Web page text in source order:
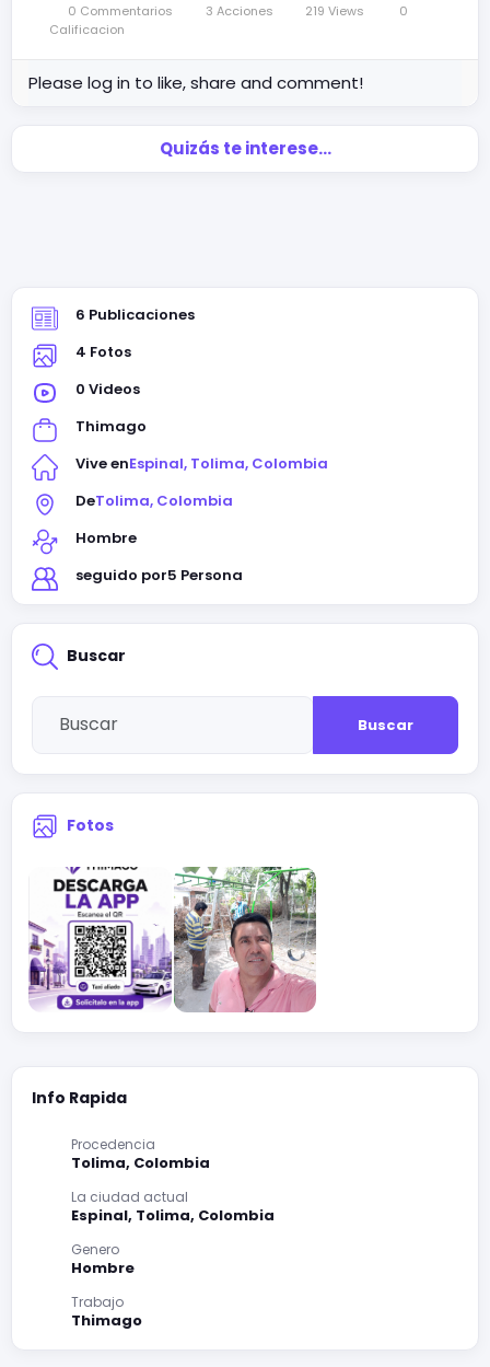
6 Publicaciones
4 Fotos
0 Videos
Thimago
Vive enEspinal, Tolima, Colombia
DeTolima, Colombia
Hombre
seguido por5 Persona
Buscar
Buscar
Fotos
0 Commentarios
3 Acciones 219 Views
0
Calificacion
Please log in to like, share and comment!
Quizás te interese…
Info Rapida
Procedencia
Tolima, Colombia
La ciudad actual
Espinal, Tolima, Colombia
Genero
Hombre
Trabajo
Thimago